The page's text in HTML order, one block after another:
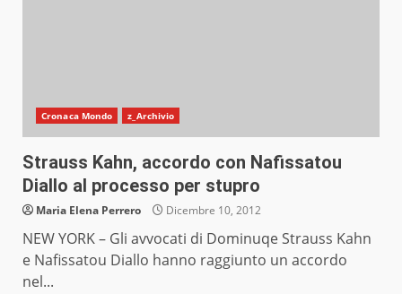
Cronaca Mondo z_Archivio
Strauss Kahn, accordo con Nafissatou
Diallo al processo per stupro
Maria Elena Perrero Dicembre 10, 2012
NEW YORK – Gli avvocati di Dominuqe Strauss Kahn
e Nafissatou Diallo hanno raggiunto un accordo
nel...